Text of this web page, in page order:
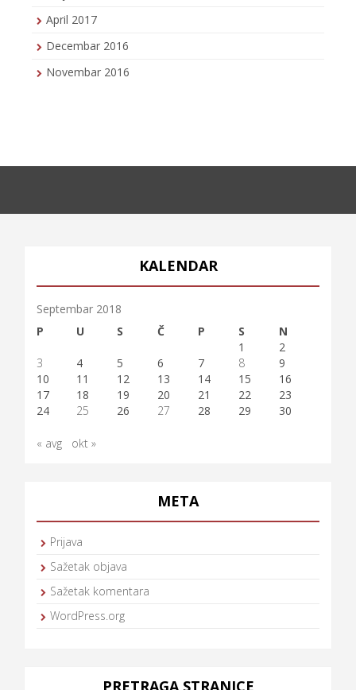
April 2017
Decembar 2016
Novembar 2016
KALENDAR
Septembar 2018
P
U S Č P S
N
1
2
3
4 5 6 7 8
9
10
11 12 13 14 15
16
17
18 19 20 21 22
23
24
25 26 27 28 29 30
« avg okt »
META
Prijava
Sažetak objava
Sažetak komentara
WordPress.org
PRETRAGA STRANICE